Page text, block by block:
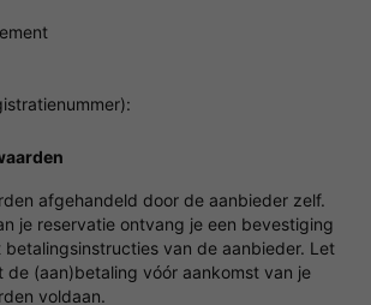
afgehandeld door de aanbieder zelf.
je reservatie ontvang je een bevestiging
betalingsinstructies van de aanbieder. Let
de (aan)betaling vóór aankomst van je
voldaan.